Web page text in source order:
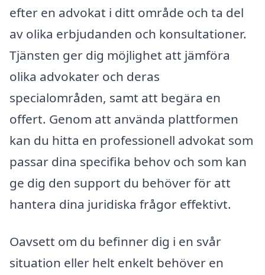
efter en advokat i ditt område och ta del
av olika erbjudanden och konsultationer.
Tjänsten ger dig möjlighet att jämföra
olika advokater och deras
specialområden, samt att begära en
offert. Genom att använda plattformen
kan du hitta en professionell advokat som
passar dina specifika behov och som kan
ge dig den support du behöver för att
hantera dina juridiska frågor effektivt.
Oavsett om du befinner dig i en svår
situation eller helt enkelt behöver en